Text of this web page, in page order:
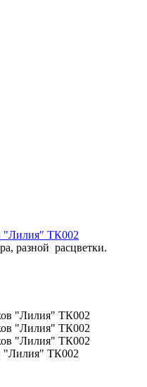
"Лилия" ТК002
разной расцветки.
"Лилия" ТК002